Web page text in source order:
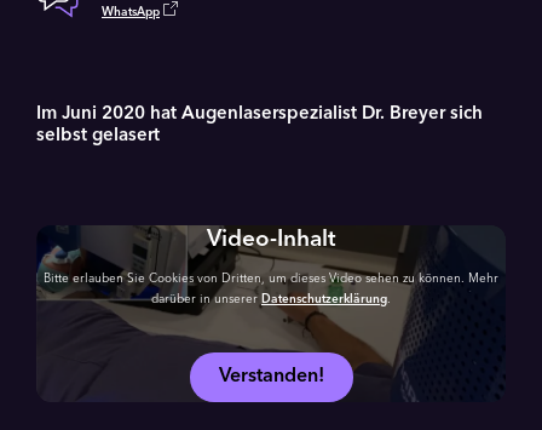
WhatsApp
Im Juni 2020 hat Augenlaser­spezialist Dr. Breyer sich
selbst gelasert
Video-Inhalt
Bitte erlauben Sie Cookies von Dritten, um dieses Video sehen zu können. Mehr
darüber in unserer Datenschutzerklärung.
Verstanden!